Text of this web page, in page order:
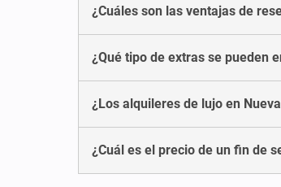
¿Cuáles son las ventajas de
¿Qué tipo de extras se pueden
¿Los alquileres de lujo en
¿Cuál es el precio de un fin de